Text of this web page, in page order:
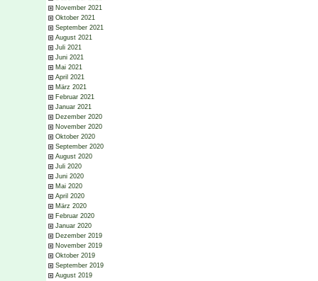
November 2021
Oktober 2021
September 2021
August 2021
Juli 2021
Juni 2021
Mai 2021
April 2021
März 2021
Februar 2021
Januar 2021
Dezember 2020
November 2020
Oktober 2020
September 2020
August 2020
Juli 2020
Juni 2020
Mai 2020
April 2020
März 2020
Februar 2020
Januar 2020
Dezember 2019
November 2019
Oktober 2019
September 2019
August 2019